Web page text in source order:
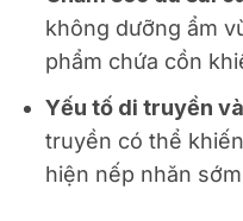
không dưỡng ẩm
phẩm chứa cồn
Yếu tố di truyền
truyền có thể
hiện nếp nhăn